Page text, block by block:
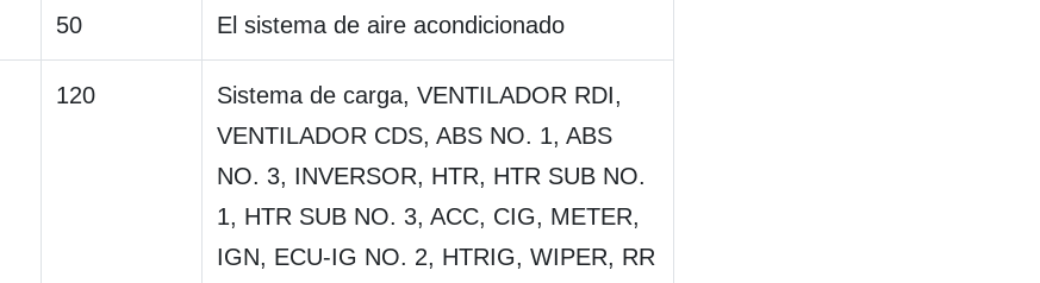
50 El sistema de aire acondicionado
120
Sistema de carga, VENTILADOR RDI,
VENTILADOR CDS, ABS NO. 1, ABS
NO. 3, INVERSOR, HTR, HTR SUB NO.
1, HTR SUB NO. 3, ACC, CIG, METER,
IGN, ECU-IG NO. 2, HTRIG, WIPER, RR